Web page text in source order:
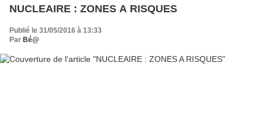
NUCLEAIRE : ZONES A RISQUES
Publié le 31/05/2016 à 13:33
Par Bé@